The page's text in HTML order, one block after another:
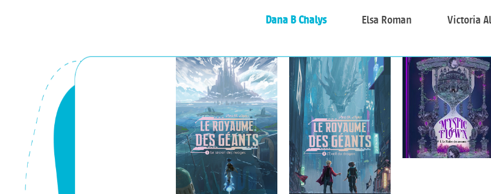
Dana B Chalys Elsa Roman Victoria